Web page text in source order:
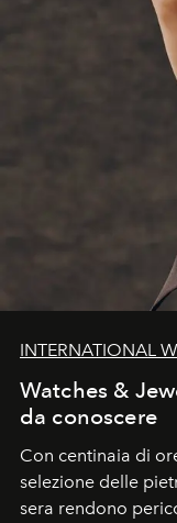
INTERNATIONAL
Watches &
da conoscere
Con centinaia di
selezione delle
sera rendono